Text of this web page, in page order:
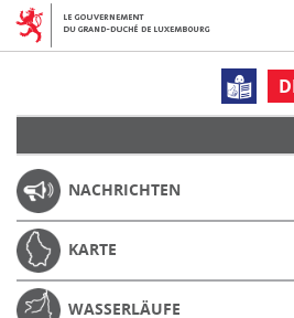
NACHRICHTEN
KARTE
WASSERLÄUFE